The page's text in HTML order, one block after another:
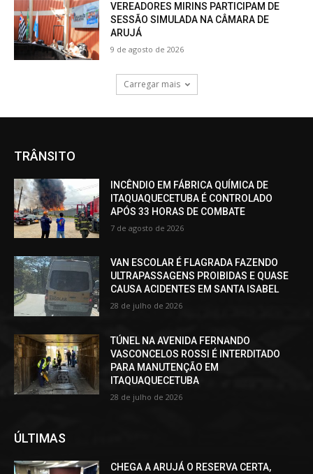
VEREADORES MIRINS PARTICIPAM DE
SESSÃO SIMULADA NA CÂMARA DE
ARUJÁ
9 de agosto de 2026
Carregar mais
TRÂNSITO
INCÊNDIO EM FÁBRICA QUÍMICA DE
ITAQUAQUECETUBA É CONTROLADO
APÓS 33 HORAS DE COMBATE
7 de agosto de 2026
VAN ESCOLAR É FLAGRADA FAZENDO
ULTRAPASSAGENS PROIBIDAS E QUASE
CAUSA ACIDENTES EM SANTA ISABEL
28 de julho de 2026
TÚNEL NA AVENIDA FERNANDO
VASCONCELOS ROSSI É INTERDITADO
PARA MANUTENÇÃO EM
ITAQUAQUECETUBA
28 de julho de 2026
ÚLTIMAS
CHEGA A ARUJÁ O RESERVA CERTA,